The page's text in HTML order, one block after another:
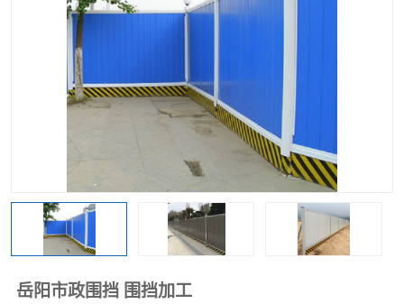
岳阳市政围挡 围挡加工
生产加工单板复合围挡 市
政围挡